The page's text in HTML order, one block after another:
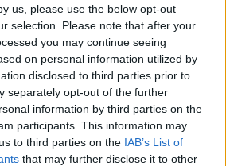
us, please use the below opt-out
selection. Please note that after your
you may continue seeing
on personal information utilized by
disclosed to third parties prior to
separately opt-out of the further
information by third parties on the
participants. This information may
to third parties on the IAB’s List of
that may further disclose it to other
sprzeciw
nie chcieli się godzić na
w wewnętrznych